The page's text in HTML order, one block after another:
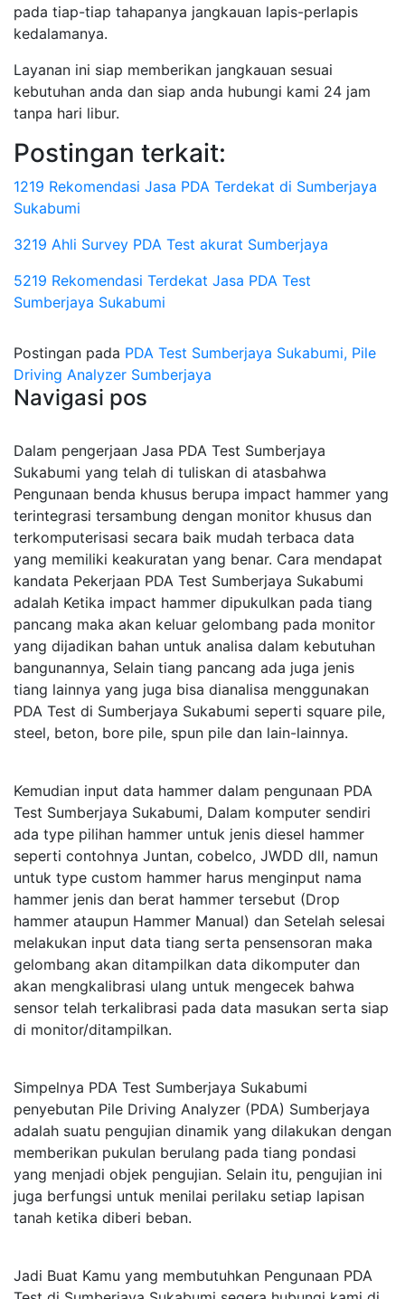
pada tiap-tiap tahapanya jangkauan lapis-perlapis
kedalamanya.
Layanan ini siap memberikan jangkauan sesuai
kebutuhan anda dan siap anda hubungi kami 24 jam
tanpa hari libur.
Postingan terkait:
1219 Rekomendasi Jasa PDA Terdekat di Sumberjaya
Sukabumi
3219 Ahli Survey PDA Test akurat Sumberjaya
5219 Rekomendasi Terdekat Jasa PDA Test
Sumberjaya Sukabumi
Postingan pada PDA Test Sumberjaya Sukabumi, Pile
Driving Analyzer Sumberjaya
Navigasi pos
Dalam pengerjaan Jasa PDA Test Sumberjaya
Sukabumi yang telah di tuliskan di atasbahwa
Pengunaan benda khusus berupa impact hammer yang
terintegrasi tersambung dengan monitor khusus dan
terkomputerisasi secara baik mudah terbaca data
yang memiliki keakuratan yang benar. Cara mendapat
kandata Pekerjaan PDA Test Sumberjaya Sukabumi
adalah Ketika impact hammer dipukulkan pada tiang
pancang maka akan keluar gelombang pada monitor
yang dijadikan bahan untuk analisa dalam kebutuhan
bangunannya, Selain tiang pancang ada juga jenis
tiang lainnya yang juga bisa dianalisa menggunakan
PDA Test di Sumberjaya Sukabumi seperti square pile,
steel, beton, bore pile, spun pile dan lain-lainnya.
Kemudian input data hammer dalam pengunaan PDA
Test Sumberjaya Sukabumi, Dalam komputer sendiri
ada type pilihan hammer untuk jenis diesel hammer
seperti contohnya Juntan, cobelco, JWDD dll, namun
untuk type custom hammer harus menginput nama
hammer jenis dan berat hammer tersebut (Drop
hammer ataupun Hammer Manual) dan Setelah selesai
melakukan input data tiang serta pensensoran maka
gelombang akan ditampilkan data dikomputer dan
akan mengkalibrasi ulang untuk mengecek bahwa
sensor telah terkalibrasi pada data masukan serta siap
di monitor/ditampilkan.
Simpelnya PDA Test Sumberjaya Sukabumi
penyebutan Pile Driving Analyzer (PDA) Sumberjaya
adalah suatu pengujian dinamik yang dilakukan dengan
memberikan pukulan berulang pada tiang pondasi
yang menjadi objek pengujian. Selain itu, pengujian ini
juga berfungsi untuk menilai perilaku setiap lapisan
tanah ketika diberi beban.
Jadi Buat Kamu yang membutuhkan Pengunaan PDA